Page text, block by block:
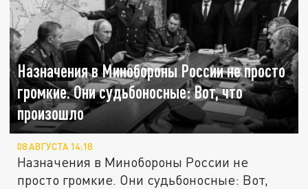
Назначения в Минобороны России не просто
громкие. Они судьбоносные: Вот, что
произошло
08 АВГУСТА 14:18
Назначения в Минобороны России не
просто громкие. Они судьбоносные: Вот,